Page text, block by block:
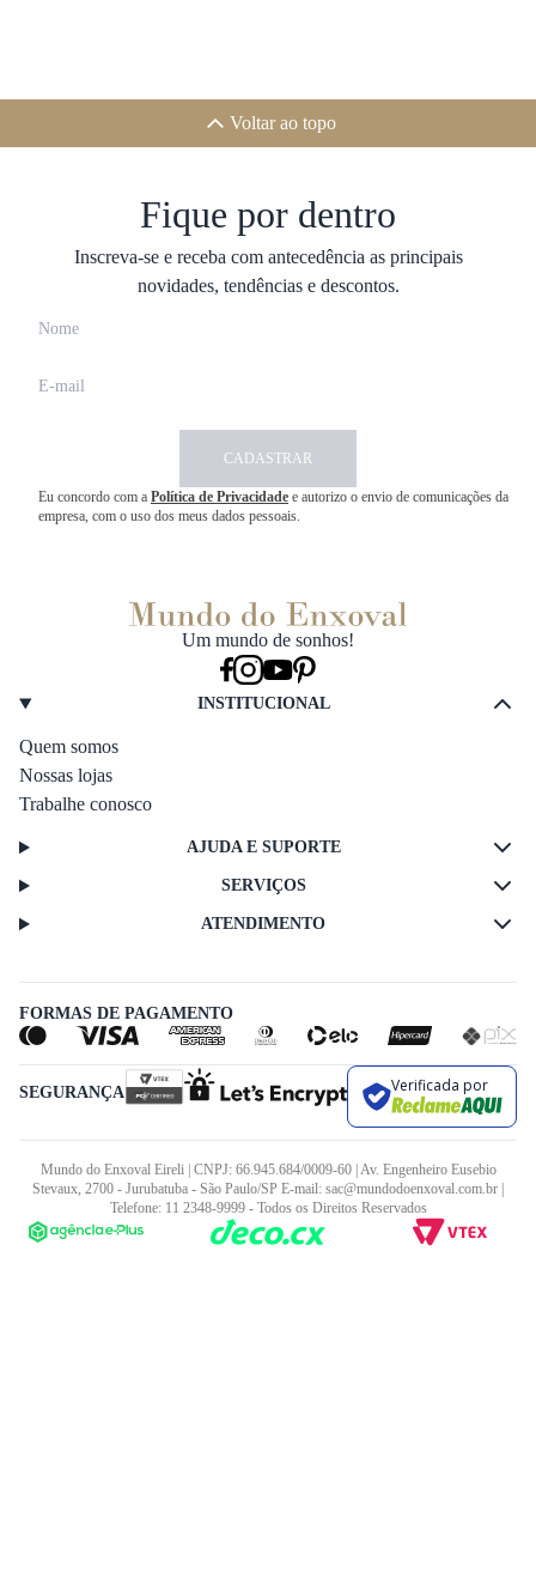
Voltar ao topo
Fique por dentro
Inscreva-se e receba com antecedência as principais
novidades, tendências e descontos.
CADASTRAR
Eu concordo com a Política de Privacidade e autorizo o envio de comunicações da
empresa, com o uso dos meus dados pessoais.
Um mundo de sonhos!
INSTITUCIONAL
Quem somos
Nossas lojas
Trabalhe conosco
AJUDA E SUPORTE
SERVIÇOS
ATENDIMENTO
FORMAS DE PAGAMENTO
SEGURANÇA Verificada por
Mundo do Enxoval Eireli | CNPJ: 66.945.684/0009-60 | Av. Engenheiro Eusebio
Stevaux, 2700 - Jurubatuba - São Paulo/SP E-mail: sac@mundodoenxoval.com.br |
Telefone: 11 2348-9999 - Todos os Direitos Reservados